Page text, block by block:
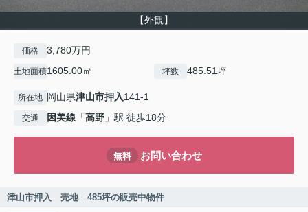
【外観】
価格 3,780万円
土地面積1605.00㎡ 坪数 485.51坪
所在地 岡山県津山市押入141-1
交通 因美線 「高野 」駅 徒歩18分
無料 お問い合わせ
津山市押入 売地 485坪の販売中物件